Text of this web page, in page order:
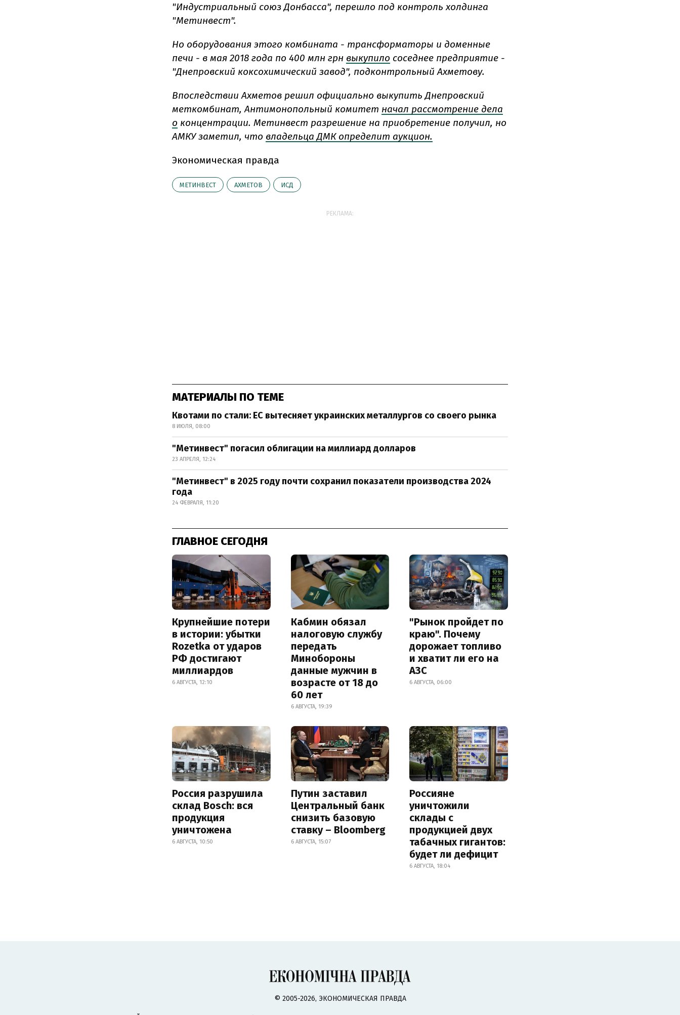
"Индустриальный союз Донбасса", перешло под контроль холдинга
"Метинвест".
Но оборудования этого комбината - трансформаторы и доменные
печи - в мая 2018 года по 400 млн грн выкупило соседнее предприятие -
"Днепровский коксохимический завод", подконтрольный Ахметову.
Впоследствии Ахметов решил официально выкупить Днепровский
меткомбинат, Антимонопольный комитет начал рассмотрение дела
о концентрации. Метинвест разрешение на приобретение получил, но
АМКУ заметил, что владельца ДМК определит аукцион.
Экономическая правда
МЕТИНВЕСТ АХМЕТОВ ИСД
РЕКЛАМА:
МАТЕРИАЛЫ ПО ТЕМЕ
Квотами по стали: ЕС вытесняет украинских металлургов со своего рынка
8 ИЮЛЯ, 08:00
"Метинвест" погасил облигации на миллиард долларов
23 АПРЕЛЯ, 12:24
"Метинвест" в 2025 году почти сохранил показатели производства 2024
года
24 ФЕВРАЛЯ, 11:20
ГЛАВНОЕ СЕГОДНЯ
Крупнейшие потери
в истории: убытки
Rozetka от ударов
РФ достигают
миллиардов
6 АВГУСТА, 12:10
Кабмин обязал
налоговую службу
передать
Минобороны
данные мужчин в
возрасте от 18 до
60 лет
6 АВГУСТА, 19:39
"Рынок пройдет по
краю". Почему
дорожает топливо
и хватит ли его на
АЗС
6 АВГУСТА, 06:00
Россия разрушила
склад Bosch: вся
продукция
уничтожена
6 АВГУСТА, 10:50
Путин заставил
Центральный банк
снизить базовую
ставку – Bloomberg
6 АВГУСТА, 15:07
Россияне
уничтожили
склады с
продукцией двух
табачных гигантов:
будет ли дефицит
6 АВГУСТА, 18:04
© 2005-2026, ЭКОНОМИЧЕСКАЯ ПРАВДА